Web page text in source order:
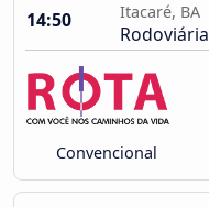
14:50
Itacaré, BA
Rodoviária
Convencional